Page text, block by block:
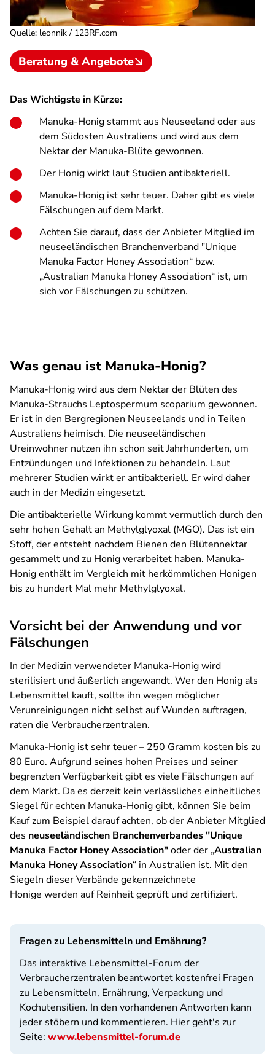
Quelle: leonnik / 123RF.com
Beratung & Angebote
Das Wichtigste in Kürze:
Manuka-Honig stammt aus Neuseeland oder aus
dem Südosten Australiens und wird aus dem
Nektar der Manuka-Blüte gewonnen.
Der Honig wirkt laut Studien antibakteriell.
Manuka-Honig ist sehr teuer. Daher gibt es viele
Fälschungen auf dem Markt.
Achten Sie darauf, dass der Anbieter Mitglied im
neuseeländischen Branchenverband "Unique
Manuka Factor Honey Association“ bzw.
„Australian Manuka Honey Association“ ist, um
sich vor Fälschungen zu schützen.
Was genau ist Manuka-Honig?
Manuka-Honig wird aus dem Nektar der Blüten des
Manuka-Strauchs Leptospermum scoparium gewonnen.
Er ist in den Bergregionen Neuseelands und in Teilen
Australiens heimisch. Die neuseeländischen
Ureinwohner nutzen ihn schon seit Jahrhunderten, um
Entzündungen und Infektionen zu behandeln. Laut
mehrerer Studien wirkt er antibakteriell. Er wird daher
auch in der Medizin eingesetzt.
Die antibakterielle Wirkung kommt vermutlich durch den
sehr hohen Gehalt an Methylglyoxal (MGO). Das ist ein
Stoff, der entsteht nachdem Bienen den Blütennektar
gesammelt und zu Honig verarbeitet haben. Manuka-
Honig enthält im Vergleich mit herkömmlichen Honigen
bis zu hundert Mal mehr Methylglyoxal.
Vorsicht bei der Anwendung und vor
Fälschungen
In der Medizin verwendeter Manuka-Honig wird
sterilisiert und äußerlich angewandt. Wer den Honig als
Lebensmittel kauft, sollte ihn wegen möglicher
Verunreinigungen nicht selbst auf Wunden auftragen,
raten die Verbraucherzentralen.
Manuka-Honig ist sehr teuer – 250 Gramm kosten bis zu
80 Euro. Aufgrund seines hohen Preises und seiner
begrenzten Verfügbarkeit gibt es viele Fälschungen auf
dem Markt. Da es derzeit kein verlässliches einheitliches
Siegel für echten Manuka-Honig gibt, können Sie beim
Kauf zum Beispiel darauf achten, ob der Anbieter Mitglied
des neuseeländischen Branchenverbandes "Unique
Manuka Factor Honey Association"oder der „Australian
Manuka Honey Association“ in Australien ist. Mit den
Siegeln dieser Verbände gekennzeichnete
Honige werden auf Reinheit geprüft und zertifiziert.
Fragen zu Lebensmitteln und Ernährung?
Das interaktive Lebensmittel-Forum der
Verbraucherzentralen beantwortet kostenfrei Fragen
zu Lebensmitteln, Ernährung, Verpackung und
Kochutensilien. In den vorhandenen Antworten kann
jeder stöbern und kommentieren. Hier geht's zur
Seite: www.lebensmittel-forum.de